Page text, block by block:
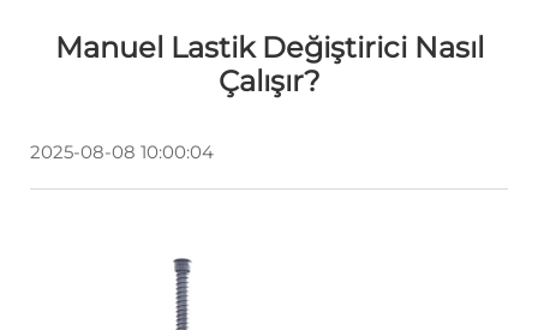
Manuel Lastik Değiştirici Nasıl
Çalışır?
2025-08-08 10:00:04